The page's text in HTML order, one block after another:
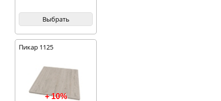
Выбрать
Пикар 1125
+ 10%